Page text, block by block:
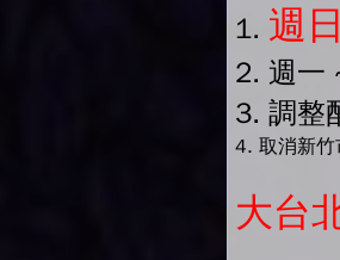
1. 週
2. 週一
3. 調整
4. 取消新竹
大台